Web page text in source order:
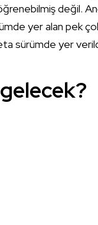
değil.
yer alan pek
sürümde yer